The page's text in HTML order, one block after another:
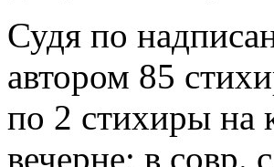
Судя по
автором 85
по 2 стихиры на
вечерне; в совр.